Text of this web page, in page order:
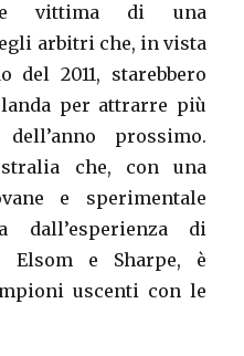
vittima di una
arbitri che, in vista
del 2011, starebbero
per attrarre più
prossimo.
che, con una
e sperimentale
dall’esperienza di
Elsom e Sharpe, è
uscenti con le